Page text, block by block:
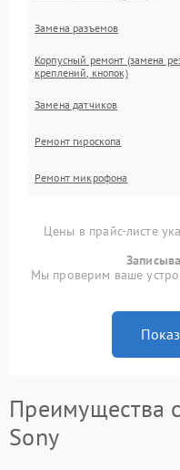
Замена разъемов
Корпусный ремонт (замена
креплений, кнопок)
Замена датчиков
Ремонт гироскопа
Ремонт микрофона
Цены в прайс-листе
Мы проверим ваше
Преимущества
Sony